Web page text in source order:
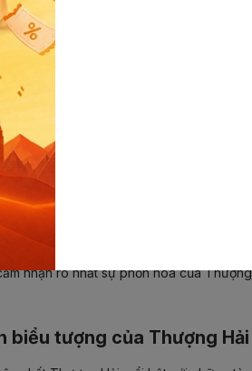
nhận rõ nhất sự phồn hoa của
biểu tượng của Thượng Hải